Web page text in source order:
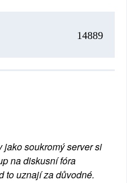
14889
jako soukromý server si
na diskusní fóra
to uznají za důvodné.